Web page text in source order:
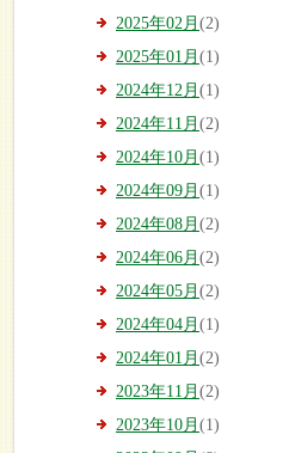
2025年02月 (2)
2025年01月 (1)
2024年12月 (1)
2024年11月 (2)
2024年10月 (1)
2024年09月 (1)
2024年08月 (2)
2024年06月 (2)
2024年05月 (2)
2024年04月 (1)
2024年01月 (2)
2023年11月 (2)
2023年10月 (1)